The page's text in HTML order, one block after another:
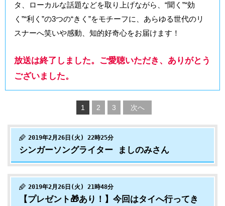
タ、ローカルな話題などを取り上げながら、“聞く”“効
く”“利く”の3つの“きく”をモチーフに、あらゆる世代のリ
スナーへ笑いや感動、知的好奇心をお届けます！
放送は終了しました。ご愛聴いただき、ありがとう
ございました。
1 2 3 次へ
2019年2月26日(火) 22時25分
シンガーソングライター ましのみさん
2019年2月26日(火) 21時48分
【プレゼント🎁あり！】今回はタイへ行ってき